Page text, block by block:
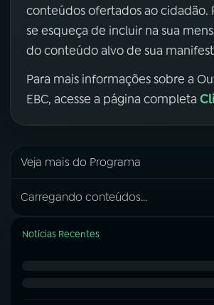
conteúdos ofertados ao cidadão.
se esqueça de incluir na sua
do conteúdo alvo de sua
Para mais informações sobre a
EBC, acesse a página completa
Veja mais do Programa
Carregando conteúdos...
Notícias Recentes